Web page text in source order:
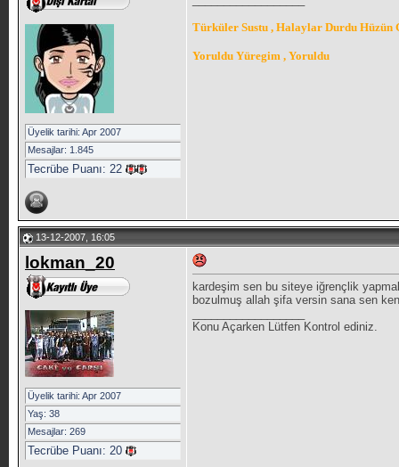
Üyelik tarihi: Apr 2007
Mesajlar: 1.845
Tecrübe Puanı: 22
Türküler Sustu , Halaylar Durdu Hüzün
Yoruldu Yüregim , Yoruldu
13-12-2007, 16:05
lokman_20
Üyelik tarihi: Apr 2007
Yaş: 38
Mesajlar: 269
Tecrübe Puanı: 20
kardeşim sen bu siteye iğrençlik
bozulmuş allah şifa versin sana sen
Konu Açarken Lütfen Kontrol ediniz.